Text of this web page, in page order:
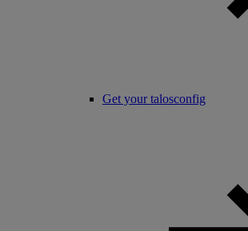
Get your talosconfig